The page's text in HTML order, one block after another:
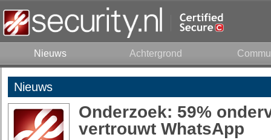
Nieuws Achtergrond
Nieuws
Onderzoek: 59%
vertrouwt WhatsApp